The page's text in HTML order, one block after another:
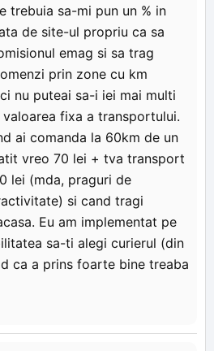
trebuia sa-mi pun un % in
de site-ul propriu ca sa
emag si sa trag
prin zone cu km
nu puteai sa-i iei mai multi
fixa a transportului.
ai comanda la 60km de un
vreo 70 lei + tva transport
lei (mda, praguri de
si cand tragi
Eu am implementat pe
sa-ti alegi curierul (din
ca a prins foarte bine treaba